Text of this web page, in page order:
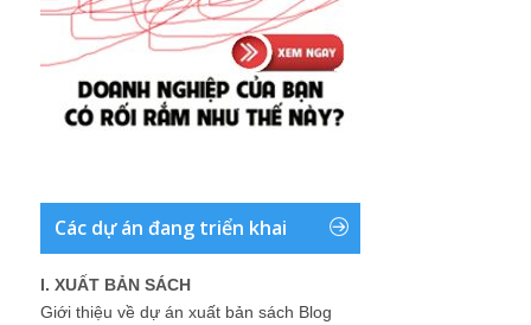
Các dự án đang triển khai
I. XUẤT BẢN SÁCH
Giới thiệu về dự án xuất bản sách Blog